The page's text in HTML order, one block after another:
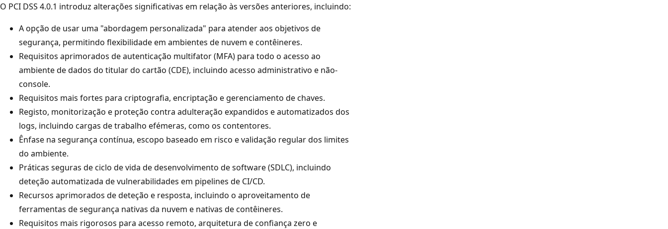
O PCI DSS 4.0.1 introduz alterações significativas em relação às versões anteriores, incluindo:
A opção de usar uma "abordagem personalizada" para atender aos objetivos de
segurança, permitindo flexibilidade em ambientes de nuvem e contêineres.
Requisitos aprimorados de autenticação multifator (MFA) para todo o acesso ao
ambiente de dados do titular do cartão (CDE), incluindo acesso administrativo e não-
console.
Requisitos mais fortes para criptografia, encriptação e gerenciamento de chaves.
Registo, monitorização e proteção contra adulteração expandidos e automatizados dos
logs, incluindo cargas de trabalho efémeras, como os contentores.
Ênfase na segurança contínua, escopo baseado em risco e validação regular dos limites
do ambiente.
Práticas seguras de ciclo de vida de desenvolvimento de software (SDLC), incluindo
deteção automatizada de vulnerabilidades em pipelines de CI/CD.
Recursos aprimorados de deteção e resposta, incluindo o aproveitamento de
ferramentas de segurança nativas da nuvem e nativas de contêineres.
Requisitos mais rigorosos para acesso remoto, arquitetura de confiança zero e